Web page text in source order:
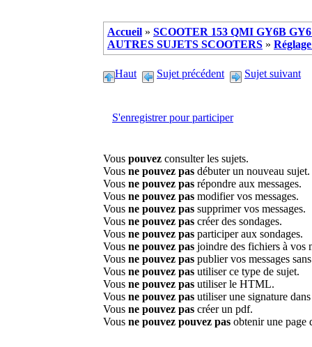
Accueil » SCOOTER 153 QMI GY6B
AUTRES SUJETS SCOOTERS »
Haut Sujet précédent Sujet suivant
S'enregistrer pour participer
Vous pouvez consulter les sujets.
Vous ne pouvez pas débuter un nouveau sujet.
Vous ne pouvez pas répondre aux messages.
Vous ne pouvez pas modifier vos messages.
Vous ne pouvez pas supprimer vos messages.
Vous ne pouvez pas créer des sondages.
Vous ne pouvez pas participer aux sondages.
Vous ne pouvez pas joindre des fichiers à vos
Vous ne pouvez pas publier vos messages
Vous ne pouvez pas utiliser ce type de sujet.
Vous ne pouvez pas utiliser le HTML.
Vous ne pouvez pas utiliser une signature
Vous ne pouvez pas créer un pdf.
Vous ne pouvez pouvez pas obtenir une page